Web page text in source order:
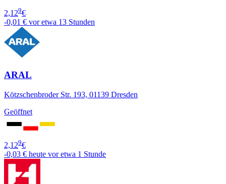
2,129€
-0,01 € vor etwa 13 Stunden
ARAL
Kötzschenbroder Str. 193, 01139 Dresden
Geöffnet
2,129€
-0,03 € heute vor etwa 1 Stunde